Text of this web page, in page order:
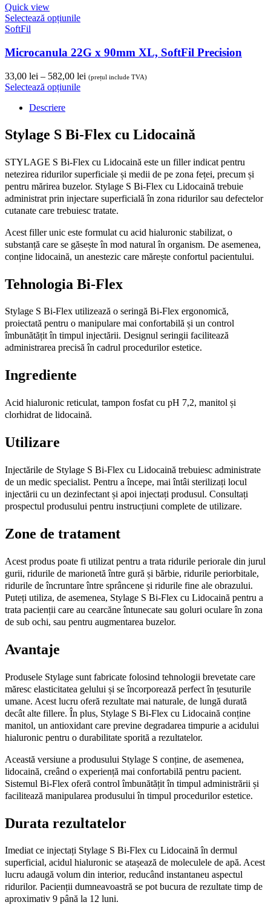
Quick view
Selectează opțiunile
SoftFil
Microcanula 22G x 90mm XL, SoftFil Precision
33,00 lei – 582,00 lei Interval
la
582,00 lei
(prețul include TVA)
Selectează opțiunile
Descriere
Stylage S Bi-Flex cu Lidocaină
STYLAGE S Bi-Flex cu Lidocaină este un filler indicat pentru
netezirea ridurilor superficiale și medii de pe zona feței, precum și
pentru mărirea buzelor. Stylage S Bi-Flex cu Lidocaină trebuie
administrat prin injectare superficială în zona ridurilor sau defectelor
cutanate care trebuiesc tratate.
Acest filler unic este formulat cu acid hialuronic stabilizat, o
substanță care se găsește în mod natural în organism. De asemenea,
conține lidocaină, un anestezic care mărește confortul pacientului.
Tehnologia Bi-Flex
Stylage S Bi-Flex utilizează o seringă Bi-Flex ergonomică,
proiectată pentru o manipulare mai confortabilă și un control
îmbunătățit în timpul injectării. Designul seringii facilitează
administrarea precisă în cadrul procedurilor estetice.
Ingrediente
Acid hialuronic reticulat, tampon fosfat cu pH 7,2, manitol și
clorhidrat de lidocaină.
Utilizare
Injectările de Stylage S Bi-Flex cu Lidocaină trebuiesc administrate
de un medic specialist. Pentru a începe, mai întâi sterilizați locul
injectării cu un dezinfectant și apoi injectați produsul. Consultați
prospectul produsului pentru instrucțiuni complete de utilizare.
Zone de tratament
Acest produs poate fi utilizat pentru a trata ridurile periorale din jurul
gurii, ridurile de marionetă între gură și bărbie, ridurile periorbitale,
ridurile de încruntare între sprâncene și ridurile fine ale obrazului.
Puteți utiliza, de asemenea, Stylage S Bi-Flex cu Lidocaină pentru a
trata pacienții care au cearcăne întunecate sau goluri oculare în zona
de sub ochi, sau pentru augmentarea buzelor.
Avantaje
Produsele Stylage sunt fabricate folosind tehnologii brevetate care
măresc elasticitatea gelului și se încorporează perfect în țesuturile
umane. Acest lucru oferă rezultate mai naturale, de lungă durată
decât alte fillere. În plus, Stylage S Bi-Flex cu Lidocaină conține
manitol, un antioxidant care previne degradarea timpurie a acidului
hialuronic pentru o durabilitate sporită a rezultatelor.
Această versiune a produsului Stylage S conține, de asemenea,
lidocaină, creând o experiență mai confortabilă pentru pacient.
Sistemul Bi-Flex oferă control îmbunătățit în timpul administrării și
facilitează manipularea produsului în timpul procedurilor estetice.
Durata rezultatelor
Imediat ce injectați Stylage S Bi-Flex cu Lidocaină în dermul
superficial, acidul hialuronic se atașează de moleculele de apă. Acest
lucru adaugă volum din interior, reducând instantaneu aspectul
ridurilor. Pacienții dumneavoastră se pot bucura de rezultate timp de
aproximativ 9 până la 12 luni.